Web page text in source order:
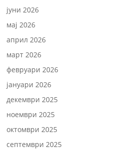
јуни 2026
мај 2026
април 2026
март 2026
февруари 2026
јануари 2026
декември 2025
ноември 2025
октомври 2025
септември 2025